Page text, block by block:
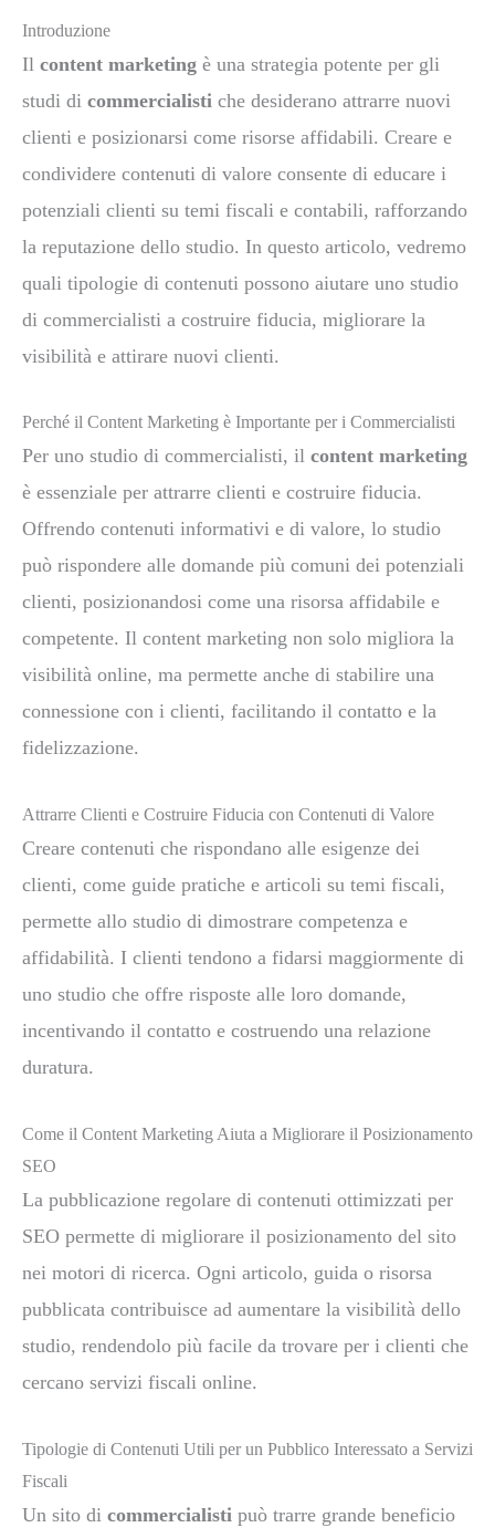
Introduzione
Il content marketing è una strategia potente per gli
studi di commercialisti che desiderano attrarre nuovi
clienti e posizionarsi come risorse affidabili. Creare e
condividere contenuti di valore consente di educare i
potenziali clienti su temi fiscali e contabili, rafforzando
la reputazione dello studio. In questo articolo, vedremo
quali tipologie di contenuti possono aiutare uno studio
di commercialisti a costruire fiducia, migliorare la
visibilità e attirare nuovi clienti.
Perché il Content Marketing è Importante per i Commercialisti
Per uno studio di commercialisti, il content marketing
è essenziale per attrarre clienti e costruire fiducia.
Offrendo contenuti informativi e di valore, lo studio
può rispondere alle domande più comuni dei potenziali
clienti, posizionandosi come una risorsa affidabile e
competente. Il content marketing non solo migliora la
visibilità online, ma permette anche di stabilire una
connessione con i clienti, facilitando il contatto e la
fidelizzazione.
Attrarre Clienti e Costruire Fiducia con Contenuti di Valore
Creare contenuti che rispondano alle esigenze dei
clienti, come guide pratiche e articoli su temi fiscali,
permette allo studio di dimostrare competenza e
affidabilità. I clienti tendono a fidarsi maggiormente di
uno studio che offre risposte alle loro domande,
incentivando il contatto e costruendo una relazione
duratura.
Come il Content Marketing Aiuta a Migliorare il Posizionamento
SEO
La pubblicazione regolare di contenuti ottimizzati per
SEO permette di migliorare il posizionamento del sito
nei motori di ricerca. Ogni articolo, guida o risorsa
pubblicata contribuisce ad aumentare la visibilità dello
studio, rendendolo più facile da trovare per i clienti che
cercano servizi fiscali online.
Tipologie di Contenuti Utili per un Pubblico Interessato a Servizi
Fiscali
Un sito di commercialisti può trarre grande beneficio